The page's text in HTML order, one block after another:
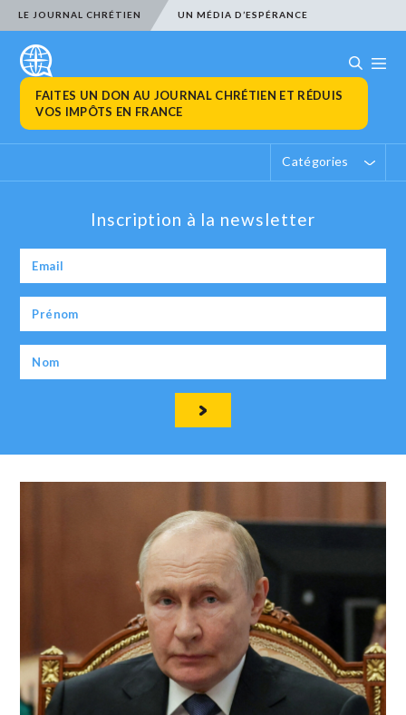
LE JOURNAL CHRÉTIEN UN MÉDIA D’ESPÉRANCE
FAITES UN DON AU JOURNAL CHRÉTIEN ET RÉDUIS
VOS IMPÔTS EN FRANCE
Catégories
Inscription à la newsletter